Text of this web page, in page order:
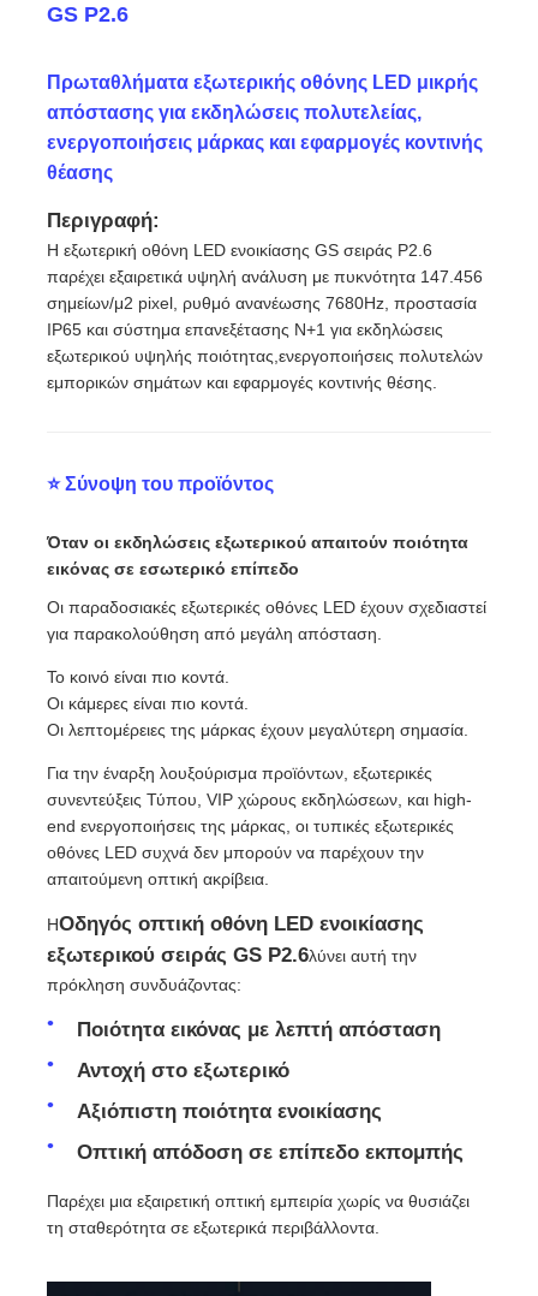
Προϊόντα
Βίντεο
Εκπομπή VR
Σχετικά με εμάς
Ειδήσεις
Υποθέσεις
Ζητήστε μια προσφορά
οθόνη οθόνης LED
Ενοικίαση οθόνης LED σκηνής
Cob LED Video Wall
Διαφανής οθόνη LED
GS P2.6
Πρωταθλήματα εξωτερικής οθόνης LED μικρής
απόστασης για εκδηλώσεις πολυτελείας,
ενεργοποιήσεις μάρκας και εφαρμογές κοντινής
θέασης
Περιγραφή:
Η εξωτερική οθόνη LED ενοικίασης GS σειράς P2.6
παρέχει εξαιρετικά υψηλή ανάλυση με πυκνότητα 147.456
σημείων/μ2 pixel, ρυθμό ανανέωσης 7680Hz, προστασία
IP65 και σύστημα επανεξέτασης N+1 για εκδηλώσεις
εξωτερικού υψηλής ποιότητας,ενεργοποιήσεις πολυτελών
εμπορικών σημάτων και εφαρμογές κοντινής θέσης.
⭐ Σύνοψη του προϊόντος
Όταν οι εκδηλώσεις εξωτερικού απαιτούν ποιότητα
εικόνας σε εσωτερικό επίπεδο
Οι παραδοσιακές εξωτερικές οθόνες LED έχουν σχεδιαστεί
για παρακολούθηση από μεγάλη απόσταση.
Το κοινό είναι πιο κοντά.
Οι κάμερες είναι πιο κοντά.
Οι λεπτομέρειες της μάρκας έχουν μεγαλύτερη σημασία.
Για την έναρξη λουξούρισμα προϊόντων, εξωτερικές
συνεντεύξεις Τύπου, VIP χώρους εκδηλώσεων, και high-
end ενεργοποιήσεις της μάρκας, οι τυπικές εξωτερικές
οθόνες LED συχνά δεν μπορούν να παρέχουν την
απαιτούμενη οπτική ακρίβεια.
ΗΟδηγός οπτική οθόνη LED ενοικίασης
εξωτερικού σειράς GS P2.6λύνει αυτή την
πρόκληση συνδυάζοντας:
Ποιότητα εικόνας με λεπτή απόσταση
Αντοχή στο εξωτερικό
Αξιόπιστη ποιότητα ενοικίασης
Οπτική απόδοση σε επίπεδο εκπομπής
Παρέχει μια εξαιρετική οπτική εμπειρία χωρίς να θυσιάζει
τη σταθερότητα σε εξωτερικά περιβάλλοντα.